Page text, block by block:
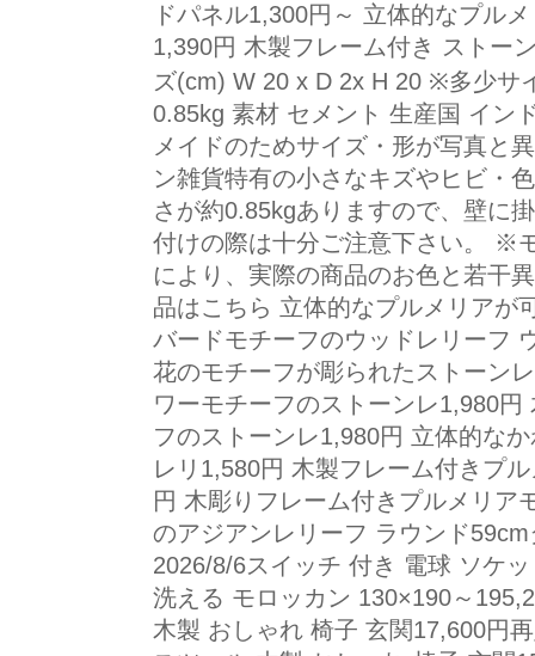
ドパネル1,300円～ 立体的なプル
1,390円 木製フレーム付き ストー
ズ(cm) W 20 x D 2x H 20 ※多少サ
0.85kg 素材 セメント 生産国 イン
メイドのためサイズ・形が写真と
ン雑貨特有の小さなキズやヒビ・
さが約0.85kgありますので、壁に
付けの際は十分ご注意下さい。 ※
により、実際の商品のお色と若干
品はこちら 立体的なプルメリアが
バードモチーフのウッドレリーフ
花のモチーフが彫られたストーン
ワーモチーフのストーンレ1,980
フのストーンレ1,980円 立体的な
レリ1,580円 木製フレーム付きプ
円 木彫りフレーム付きプルメリア
のアジアンレリーフ ラウンド
2026/8/6スイッチ 付き 電球 ソケ
洗える モロッカン 130×190～
木製 おしゃれ 椅子 玄関17,600円